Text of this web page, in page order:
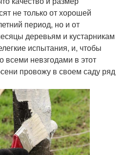
не только от хорошей
период, но и от
деревьям и кустарникам
испытания, и, чтобы
всеми невзгодами в этот
провожу в своем саду ряд